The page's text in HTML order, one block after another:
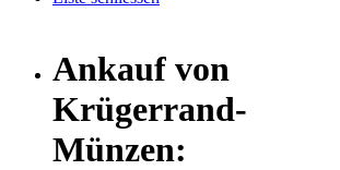
Ankauf von
Krügerrand-
Münzen: